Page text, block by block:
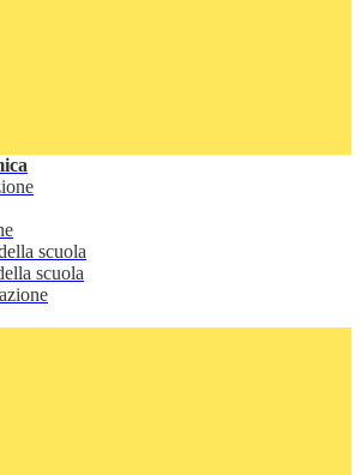
scuola
scuola